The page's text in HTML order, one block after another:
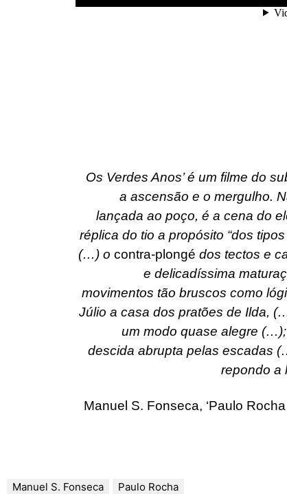
Os Verdes Anos’ é um filme do
a ascensão e o mergulho.
lançada ao poço, é a cena do
réplica do tio a propósito “dos
(…) ocontra-plongé dos tectos e
e delicadíssima
movimentos tão bruscos como
Júlio a casa dos pratões de Ilda,
um modo quase alegre
descida abrupta pelas escadas
repondo a
Manuel S. Fonseca, ‘Paulo
Manuel S. Fonseca Paulo Rocha